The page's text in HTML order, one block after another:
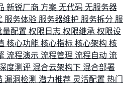
新锐厂商 方案 无代码 无服务器
服务体验 服务器维护 服务拆分 服
量配置 权限日志 权限继承 权限设
核心功能 核心指标 核心架构 核
流程演示 流程管理 流程自动 流
度测评 混合云架构下 混合部署
漏洞检测 潜力推荐 灵活配置 热门